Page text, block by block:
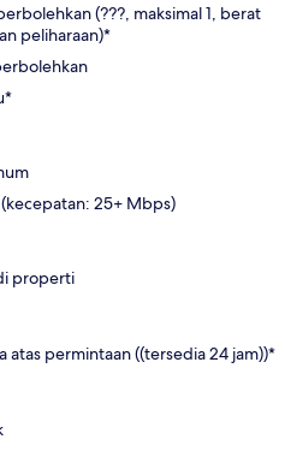
(???, maksimal 1, berat
peliharaan)*
25+ Mbps)
properti
atas permintaan ((tersedia 24 jam))*